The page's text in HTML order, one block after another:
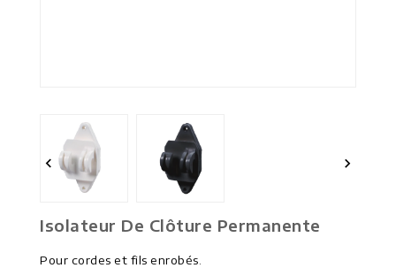
 
Isolateur De Clôture Permanente
Pour cordes et fils enrobés.